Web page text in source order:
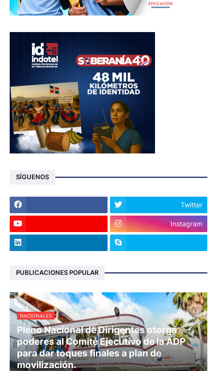
SÍGUENOS
Twitter
Instagram
PUBLICACIONES POPULAR
NACIONALES
Pleno Nacional de Dirigentes otorga
poderes al Comité Ejecutivo de la ADP
para dar toques finales a plan de
movilización.